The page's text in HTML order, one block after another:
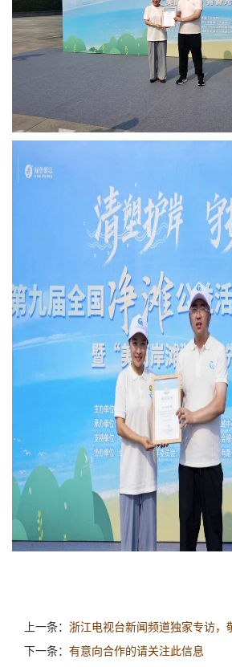
上一条： 浙江电视台新闻频道独家专访，
下一条： 有意向合作的请关注此信息